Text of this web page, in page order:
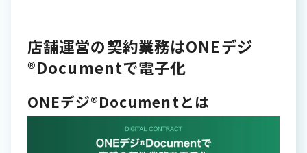
店舗運営の契約業務はONEデジ
®Documentで電子化
ONEデジ®Documentとは